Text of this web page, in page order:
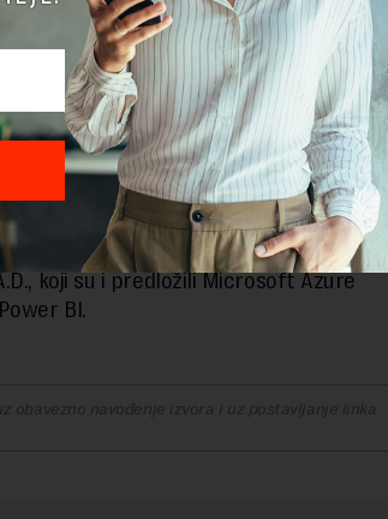
godina uneti su u rešenje zasnovano
učenje, a zahvaljujući analizi
za prognozu potrošnje sada je
sata.
umesto ručno pripremljenih izveštaja
vremenu.
saradnji sa Microsoftom i njihovim
koji su i predložili Microsoft Azure
BI.
obavezno navođenje izvora i uz postavljanje linka